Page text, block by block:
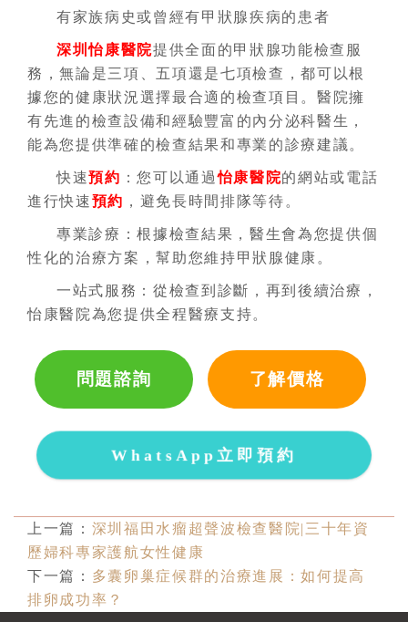
有家族病史或曾經有甲狀腺疾病的患者
深圳怡康醫院提供全面的甲狀腺功能檢查服
務，無論是三項、五項還是七項檢查，都可以根
據您的健康狀況選擇最合適的檢查項目。醫院擁
有先進的檢查設備和經驗豐富的內分泌科醫生，
能為您提供準確的檢查結果和專業的診療建議。
快速預約 ：您可以通過怡康醫院的網站或電話
進行快速預約 ，避免長時間排隊等待。
專業診療：根據檢查結果，醫生會為您提供個
性化的治療方案，幫助您維持甲狀腺健康。
一站式服務：從檢查到診斷，再到後續治療，
怡康醫院為您提供全程醫療支持。
問題諮詢 了解價格
WhatsApp立即預約
上一篇： 深圳福田水瘤超聲波檢查醫院|三十年資
歷婦科專家護航女性健康
下一篇： 多囊卵巢症候群的治療進展：如何提高
排卵成功率？